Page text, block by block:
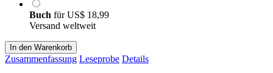
Buch fürUS$ 18,99
Versand weltweit
In den Warenkorb
Zusammenfassung Leseprobe Details